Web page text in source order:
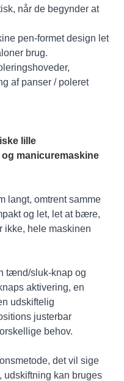
når de begynder at
pen-formet design let
brug.
af panser / poleret
lille
manicuremaskine
langt, omtrent samme
og let, let at bære,
ikke, hele maskinen
tænd/sluk-knap og
aktivering, en
udskiftelig
justerbar
behov.
det vil sige
udskiftning kan bruges